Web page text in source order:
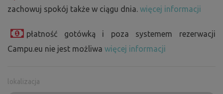
zachowuj spokój także w ciągu dnia. więcej informacji
płatność gotówką i poza systemem rezerwacji
Campu.eu nie jest możliwa więcej informacji
lokalizacja